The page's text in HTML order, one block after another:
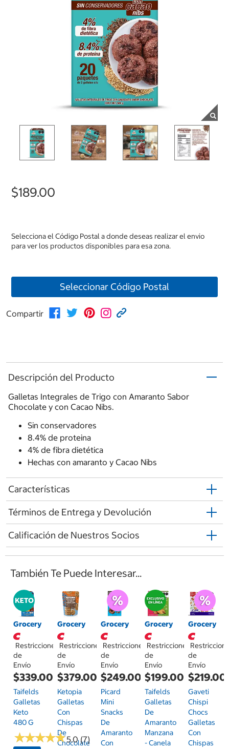
$189.00
Selecciona el Código Postal a donde deseas realizar el envio
para ver los productos disponibles para esa zona.
Seleccionar Código Postal
Compartir
Descripción del Producto
Galletas Integrales de Trigo con Amaranto Sabor
Chocolate y con Cacao Nibs.
Sin conservadores
8.4% de proteina
4% de fibra dietética
Hechas con amaranto y Cacao Nibs
Características
Términos de Entrega y Devolución
Calificación de Nuestros Socios
También Te Puede Interesar...
Grocery
Restricciones
de
Envío
$339.00
Taifelds
Galletas
Keto
480 G
★★★★★
★★★★★5.0 (7)
Grocery
Restricciones
de
Envío
$379.00
Ketopia
Galletas
Con
Chispas
De
Chocolate
Grocery
Restricciones
de
Envío
$249.00
Picard
Mini
Snacks
De
Amaranto
Con
Grocery
Restricciones
de
Envío
$199.00
Taifelds
Galletas
De
Amaranto
Manzana
- Canela
Grocery
de
Envío
$219.00
Gaveti
Chispi
Chocs
Galletas
Con
Chispas